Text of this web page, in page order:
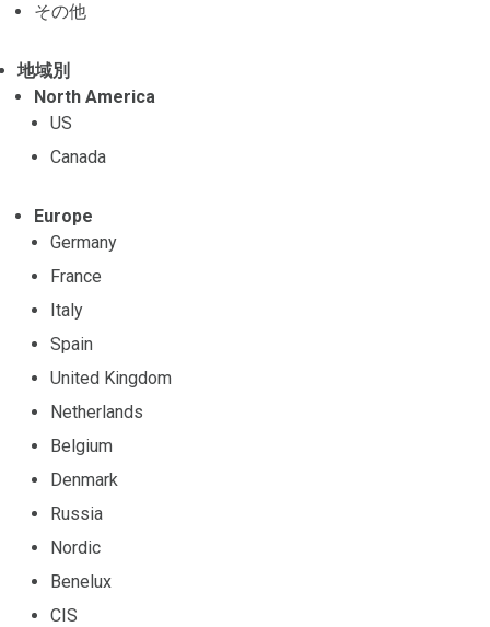
その他
地域別
North America
US
Canada
Europe
Germany
France
Italy
Spain
United Kingdom
Netherlands
Belgium
Denmark
Russia
Nordic
Benelux
CIS